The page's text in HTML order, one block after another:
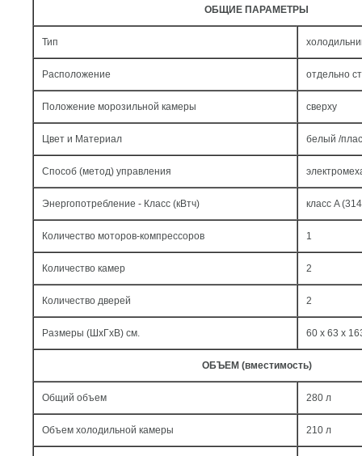
ОБЩИЕ ПАРАМЕТРЫ
Тип
Расположение отдельно
Положение морозильной камеры сверху
Цвет и Материал белый /
Способ (метод) управления
Энергопотребление - Класс (кВтч) класс A
Количество моторов-компрессоров 1
Количество камер 2
Количество дверей 2
Размеры (ШxГxВ) см. 60 x 63 x
ОБЪЕМ (вместимость)
Общий объем 280 л
Объем холодильной камеры 210 л